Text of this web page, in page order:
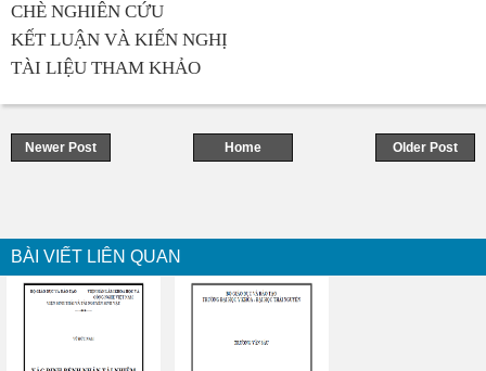
CHÈ NGHIÊN CỨU
KẾT LUẬN VÀ KIẾN NGHỊ
TÀI LIỆU THAM KHẢO
Newer Post Older Post
Home
BÀI VIẾT LIÊN QUAN